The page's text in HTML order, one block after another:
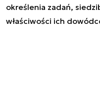
określenia zadań,
właściwości ich